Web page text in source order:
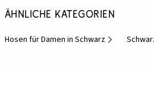
Ähnliche Kategorien
Hosen für Damen in Schwarz